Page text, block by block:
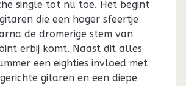
single tot nu toe. Het begint
die een hoger sfeertje
de dromerige stem van
erbij komt. Naast dit alles
een eighties invloed met
gitaren en een diepe